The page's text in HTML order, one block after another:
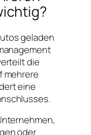
geladen
die
mehrere
eine
oder